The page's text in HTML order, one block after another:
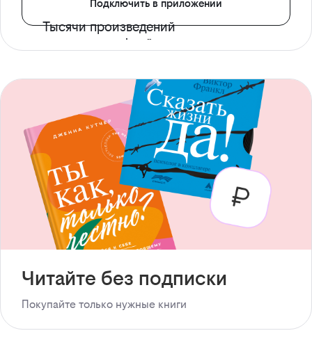
Тысячи произведений
с доступом офлайн
Подключить в приложении
Читайте без подписки
Покупайте только нужные книги